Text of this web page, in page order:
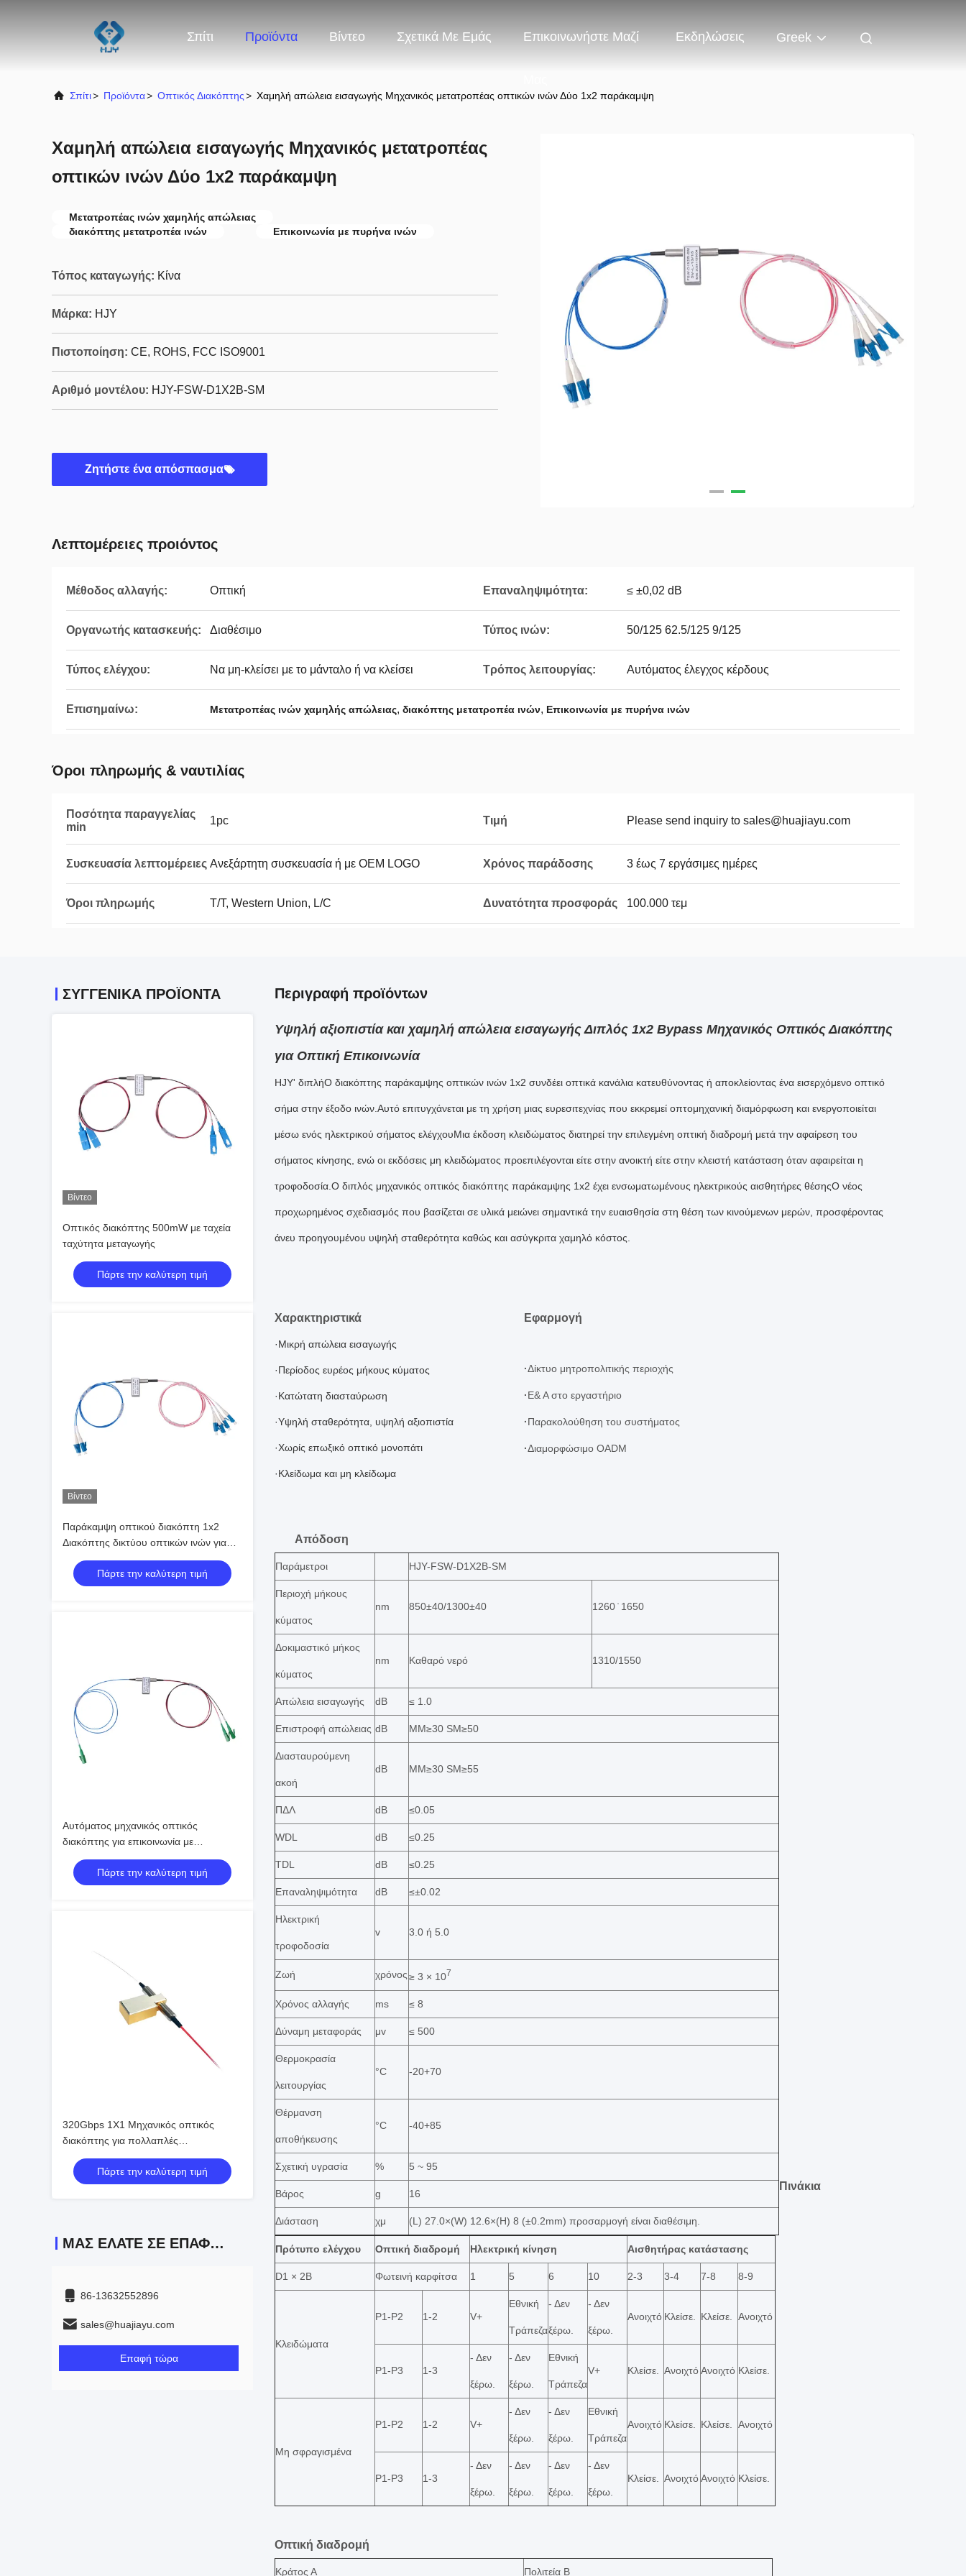
Σπίτι Προϊόντα Βίντεο Σχετικά Με Εμάς Επικοινωνήστε Μαζί Εκδηλώσεις Greek
Σπίτι> Προϊόντα> Οπτικός Διακόπτης> Χαμηλή απώλεια εισαγωγής Μηχανικός μετατροπέας οπτικών ινών Δύο 1x2 παράκαμψη
Χαμηλή απώλεια εισαγωγής Μηχανικός μετατροπέας
οπτικών ινών Δύο 1x2 παράκαμψη
Μετατροπέας ινών χαμηλής απώλειας
διακόπτης μετατροπέα ινών
Επικοινωνία με πυρήνα ινών
Τόπος καταγωγής: Κίνα
Μάρκα: HJY
Πιστοποίηση: CE, ROHS, FCC ISO9001
Αριθμό μοντέλου: HJY-FSW-D1X2B-SM
Ζητήστε ένα απόσπασμα
Λεπτομέρειες προιόντος
Μέθοδος αλλαγής: Οπτική Επαναληψιμότητα: ≤ ±0,02 dB
Οργανωτής κατασκευής: Διαθέσιμο Τύπος ινών: 50/125 62.5/125 9/125
Τύπος ελέγχου: Να μη-κλείσει με το μάνταλο ή να κλείσει Τρόπος λειτουργίας: Αυτόματος έλεγχος κέρδους
Επισημαίνω: Μετατροπέας ινών χαμηλής απώλειας, διακόπτης μετατροπέα ινών, Επικοινωνία με πυρήνα ινών
Όροι πληρωμής & ναυτιλίας
Ποσότητα παραγγελίας
min
1pc Τιμή Please send inquiry to sales@huajiayu.com
Συσκευασία λεπτομέρειες Ανεξάρτητη συσκευασία ή με OEM LOGO Χρόνος παράδοσης 3 έως 7 εργάσιμες ημέρες
Όροι πληρωμής T/T, Western Union, L/C Δυνατότητα προσφοράς 100.000 τεμ
ΣΥΓΓΕΝΙΚΆ ΠΡΟΪΌΝΤΑ
Βίντεο
Οπτικός διακόπτης 500mW με ταχεία
ταχύτητα μεταγωγής
Πάρτε την καλύτερη τιμή
Βίντεο
Παράκαμψη οπτικού διακόπτη 1x2
Διακόπτης δικτύου οπτικών ινών για
δοκιμή μήκους κύματος 1310nm
1550nmΠάρτε την καλύτερη τιμή
Αυτόματος μηχανικός οπτικός
διακόπτης για επικοινωνία με
αμφίδρομο οπτικό οριακό διακόπτη
Πάρτε την καλύτερη τιμή
320Gbps 1X1 Μηχανικός οπτικός
διακόπτης για πολλαπλές
διασταυρούμενες συνδέσεις OADM
Πάρτε την καλύτερη τιμή
ΜΑΣ ΕΛΆΤΕ ΣΕ ΕΠΑΦΉ ΜΕ
86-13632552896
sales@huajiayu.com
Επαφή τώρα
Περιγραφή προϊόντων
Υψηλή αξιοπιστία και χαμηλή απώλεια εισαγωγής Διπλός 1x2 Bypass Μηχανικός Οπτικός Διακόπτης
για Οπτική Επικοινωνία
HJY' διπλήΟ διακόπτης παράκαμψης οπτικών ινών 1x2 συνδέει οπτικά κανάλια κατευθύνοντας ή αποκλείοντας ένα εισερχόμενο οπτικό
σήμα στην έξοδο ινών.Αυτό επιτυγχάνεται με τη χρήση μιας ευρεσιτεχνίας που εκκρεμεί οπτομηχανική διαμόρφωση και ενεργοποιείται
μέσω ενός ηλεκτρικού σήματος ελέγχουΜια έκδοση κλειδώματος διατηρεί την επιλεγμένη οπτική διαδρομή μετά την αφαίρεση του
σήματος κίνησης, ενώ οι εκδόσεις μη κλειδώματος προεπιλέγονται είτε στην ανοικτή είτε στην κλειστή κατάσταση όταν αφαιρείται η
τροφοδοσία.Ο διπλός μηχανικός οπτικός διακόπτης παράκαμψης 1x2 έχει ενσωματωμένους ηλεκτρικούς αισθητήρες θέσηςΟ νέος
προχωρημένος σχεδιασμός που βασίζεται σε υλικά μειώνει σημαντικά την ευαισθησία στη θέση των κινούμενων μερών, προσφέροντας
άνευ προηγουμένου υψηλή σταθερότητα καθώς και ασύγκριτα χαμηλό κόστος.
Χαρακτηριστικά Εφαρμογή
·Μικρή απώλεια εισαγωγής
·Περίοδος ευρέος μήκους κύματος
·Κατώτατη διασταύρωση
·Υψηλή σταθερότητα, υψηλή αξιοπιστία
·Χωρίς επωξικό οπτικό μονοπάτι
·Κλείδωμα και μη κλείδωμα
·Δίκτυο μητροπολιτικής περιοχής
·Ε& Α στο εργαστήριο
·Παρακολούθηση του συστήματος
·Διαμορφώσιμο OADM
Απόδοση
Παράμετροι HJY-FSW-D1X2B-SM
Περιοχή μήκους
κύματος
nm 850±40/1300±40 1260 ̇ 1650
Δοκιμαστικό μήκος
κύματος
nm Καθαρό νερό 1310/1550
Απώλεια εισαγωγής dB ≤ 1.0
Επιστροφή απώλειας dB MM≥30 SM≥50
Διασταυρούμενη
ακοή
dB ΜΜ≥30 SM≥55
ΠΔΛ dB ≤0.05
WDL dB ≤0.25
TDL dB ≤0.25
Επαναληψιμότητα dB ≤±0.02
Ηλεκτρική
τροφοδοσία
v 3.0 ή 5.0
Ζωή χρόνος≥ 3 × 107
Χρόνος αλλαγής ms ≤ 8
Δύναμη μεταφοράς μv ≤ 500
Θερμοκρασία
λειτουργίας
°C -20+70
Θέρμανση
αποθήκευσης
°C -40+85
Σχετική υγρασία % 5 ~ 95
Βάρος g 16
Διάσταση χμ (L) 27.0×(W) 12.6×(H) 8 (±0.2mm) προσαρμογή είναι διαθέσιμη.
Πινάκια
Πρότυπο ελέγχου Οπτική διαδρομή Ηλεκτρική κίνηση Αισθητήρας κατάστασης
D1 × 2B Φωτεινή καρφίτσα 1 5 6 10 2-3 3-4 7-8 8-9
Κλειδώματα
P1-P2 1-2 V+
Εθνική
Τράπεζα
- Δεν
ξέρω.
- Δεν
ξέρω.
Ανοιχτό Κλείσε. Κλείσε. Ανοιχτό
P1-P3 1-3
- Δεν
ξέρω.
- Δεν
ξέρω.
Εθνική
Τράπεζα
V+ Κλείσε. ΑνοιχτόΑνοιχτό Κλείσε.
Μη σφραγισμένα
P1-P2 1-2 V+
- Δεν
ξέρω.
- Δεν
ξέρω.
Εθνική
Τράπεζα
Ανοιχτό Κλείσε. Κλείσε. Ανοιχτό
P1-P3 1-3
- Δεν
ξέρω.
- Δεν
ξέρω.
- Δεν
ξέρω.
- Δεν
ξέρω.
Κλείσε. ΑνοιχτόΑνοιχτό Κλείσε.
Οπτική διαδρομή
Κράτος Α Πολιτεία Β